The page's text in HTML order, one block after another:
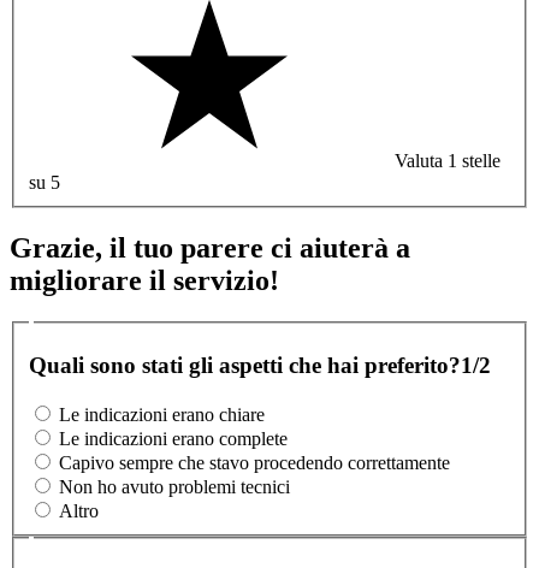
Valuta 1 stelle
su 5
Grazie, il tuo parere ci aiuterà a
migliorare il servizio!
Quali sono stati gli aspetti che hai preferito?1/2
Le indicazioni erano chiare
Le indicazioni erano complete
Capivo sempre che stavo procedendo correttamente
Non ho avuto problemi tecnici
Altro